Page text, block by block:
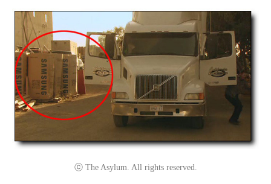
ⓒ The Asylum. All rights reserved.